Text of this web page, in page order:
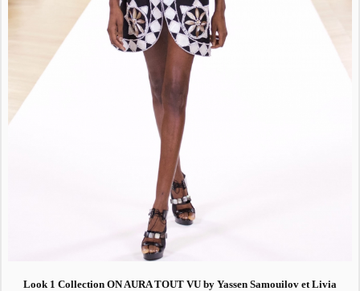
Look 1 Collection ON AURA TOUT VU by Yassen Samouilov et Livia